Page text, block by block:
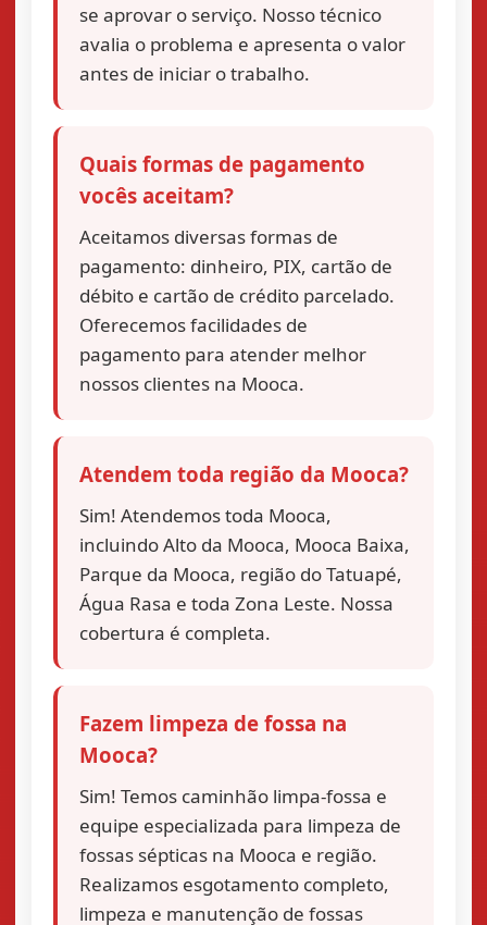
se aprovar o serviço. Nosso técnico
avalia o problema e apresenta o valor
antes de iniciar o trabalho.
Quais formas de pagamento
vocês aceitam?
Aceitamos diversas formas de
pagamento: dinheiro, PIX, cartão de
débito e cartão de crédito parcelado.
Oferecemos facilidades de
pagamento para atender melhor
nossos clientes na Mooca.
Atendem toda região da Mooca?
Sim! Atendemos toda Mooca,
incluindo Alto da Mooca, Mooca Baixa,
Parque da Mooca, região do Tatuapé,
Água Rasa e toda Zona Leste. Nossa
cobertura é completa.
Fazem limpeza de fossa na
Mooca?
Sim! Temos caminhão limpa-fossa e
equipe especializada para limpeza de
fossas sépticas na Mooca e região.
Realizamos esgotamento completo,
limpeza e manutenção de fossas